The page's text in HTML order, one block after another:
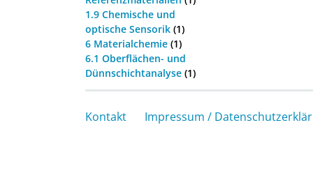
1.9 Chemische und
optische Sensorik (1)
6 Materialchemie (1)
6.1 Oberflächen- und
Dünnschichtanalyse (1)
Kontakt Impressum /